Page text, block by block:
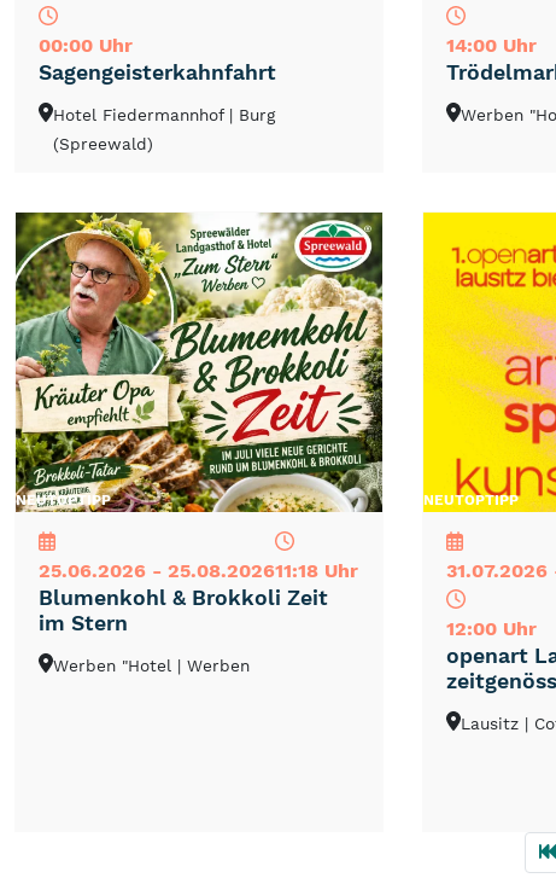
00:00 Uhr
Sagengeisterkahnfahrt
Hotel Fiedermannhof | Burg
(Spreewald)
14:00 Uhr
Werben
NEUTOPTIPP
25.06.2026 - 25.08.202611:18 Uhr
Blumenkohl & Brokkoli Zeit
im Stern
Werben "Hotel | Werben
NEUTOPTIPP
12:00 Uhr
openart
Lausitz |